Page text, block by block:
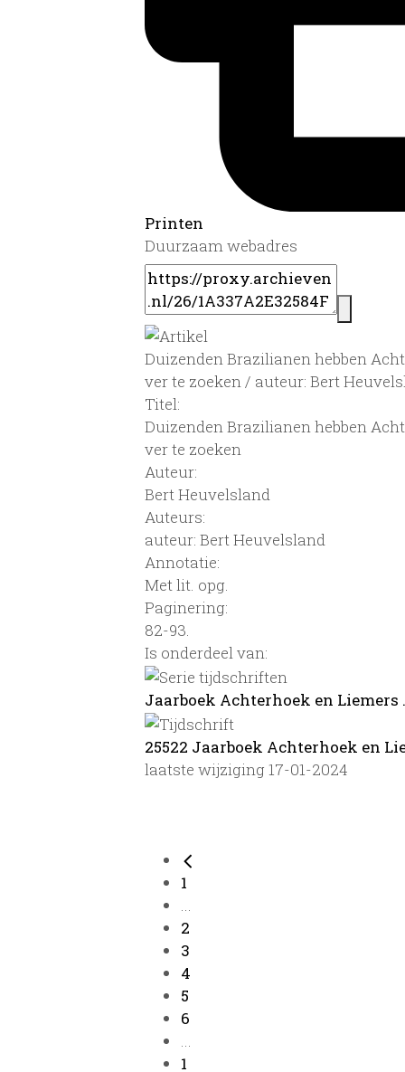
Printen
Duurzaam webadres
Duizenden Brazilianen hebben
ver te zoeken / auteur: Bert
Titel:
Duizenden Brazilianen hebben
ver te zoeken
Auteur:
Bert Heuvelsland
Auteurs:
auteur: Bert Heuvelsland
Annotatie:
Met lit. opg.
Paginering:
82-93.
Is onderdeel van:
Jaarboek Achterhoek en Liemers
25522 Jaarboek Achterhoek en
laatste wijziging 17-01-2024
1
...
2
3
4
5
6
...
1